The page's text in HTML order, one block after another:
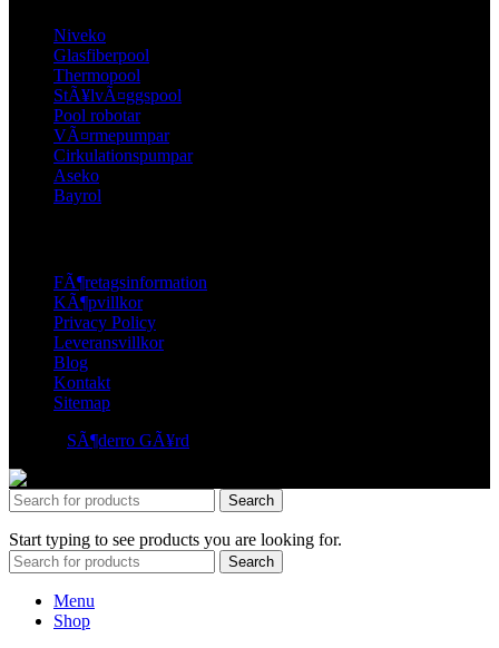
Niveko
Glasfiberpool
Thermopool
StÃ¥lvÃ¤ggspool
Pool robotar
VÃ¤rmepumpar
Cirkulationspumpar
Aseko
Bayrol
FÃ¶retagsinformation
KÃ¶pvillkor
Privacy Policy
Leveransvillkor
Blog
Kontakt
Sitemap
SÃ¶derro GÃ¥rd
Search
Start typing to see products you are looking for.
Search
Menu
Shop